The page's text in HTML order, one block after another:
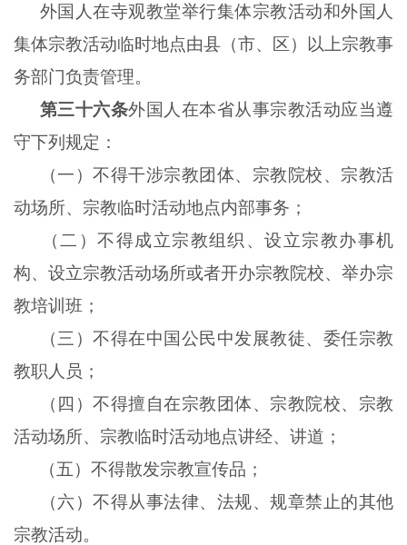
外国人在寺观教堂举行集体宗教活动和外国人
集体宗教活动临时地点由县（市、区）以上宗教事
务部门负责管理。
第三十六条外国人在本省从事宗教活动应当遵
守下列规定：
（一）不得干涉宗教团体、宗教院校、宗教活
动场所、宗教临时活动地点内部事务；
（二）不得成立宗教组织、设立宗教办事机
构、设立宗教活动场所或者开办宗教院校、举办宗
教培训班；
（三）不得在中国公民中发展教徒、委任宗教
教职人员；
（四）不得擅自在宗教团体、宗教院校、宗教
活动场所、宗教临时活动地点讲经、讲道；
（五）不得散发宗教宣传品；
（六）不得从事法律、法规、规章禁止的其他
宗教活动。